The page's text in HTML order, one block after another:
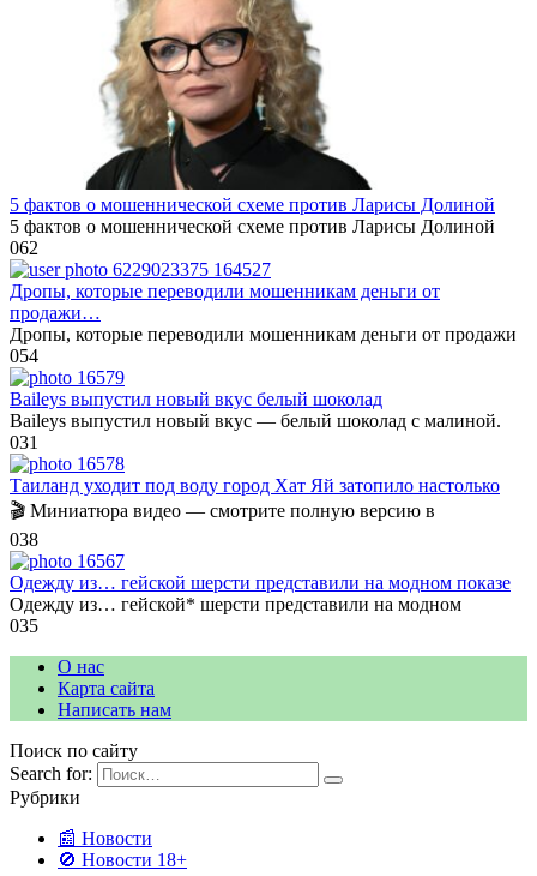
5 фактов о мошеннической схеме против Ларисы Долиной
5 фактов о мошеннической схеме против Ларисы Долиной
062
Дропы, которые переводили мошенникам деньги от
продажи…
Дропы, которые переводили мошенникам деньги от продажи
054
Baileys выпустил новый вкус белый шоколад
Baileys выпустил новый вкус — белый шоколад с малиной.
031
Таиланд уходит под воду город Хат Яй затопило настолько
🎬 Миниатюра видео — смотрите полную версию в
038
Одежду из… гейской шерсти представили на модном показе
Одежду из… гейской* шерсти представили на модном
035
О нас
Карта сайта
Написать нам
Поиск по сайту
Search for:
Рубрики
📰 Новости
🚫 Новости 18+